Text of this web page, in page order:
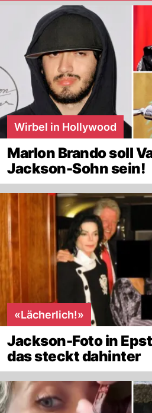
Wirbel in Hollywood
Marlon Brando soll
Jackson-Sohn sein!
«Lächerlich!»
Jackson-Foto in
das steckt dahinter